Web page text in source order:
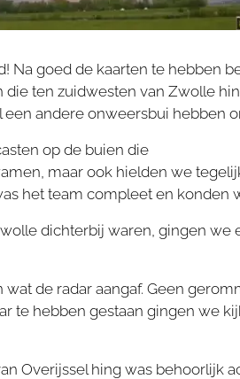
Na goed de kaarten te hebben
ten zuidwesten van Zwolle
andere onweersbui hebben
op de buien die
maar ook hielden we
het team compleet en konden
dichterbij waren, gingen we
de radar aangaf. Geen
te hebben gestaan gingen we
Overijssel hing was behoorlijk